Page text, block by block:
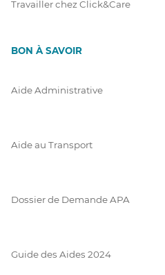
Travailler chez Click&Care
BON À SAVOIR
Aide Administrative
Aide au Transport
Dossier de Demande APA
Guide des Aides 2024